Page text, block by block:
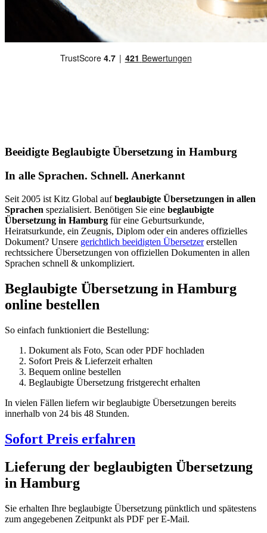
Beeidigte Beglaubigte Übersetzung in Hamburg
In alle Sprachen. Schnell. Anerkannt
Seit 2005 ist Kitz Global aufbeglaubigte Übersetzungen in allen
Sprachen spezialisiert. Benötigen Sie eine beglaubigte
Übersetzung in Hamburg für eine Geburtsurkunde,
Heiratsurkunde, ein Zeugnis, Diplom oder ein anderes offizielles
Dokument? Unsere gerichtlich beeidigten Übersetzererstellen
rechtssichere Übersetzungen von offiziellen Dokumenten in allen
Sprachen schnell & unkompliziert.
Beglaubigte Übersetzung in Hamburg
online bestellen
So einfach funktioniert die Bestellung:
Dokument als Foto, Scan oder PDF hochladen
Sofort Preis & Lieferzeit erhalten
Bequem online bestellen
Beglaubigte Übersetzung fristgerecht erhalten
In vielen Fällen liefern wir beglaubigte Übersetzungen bereits
innerhalb von 24 bis 48 Stunden.
Sofort Preis erfahren
Lieferung der beglaubigten Übersetzung
in Hamburg
Sie erhalten Ihre beglaubigte Übersetzung pünktlich und spätestens
zum angegebenen Zeitpunkt als PDF per E-Mail.